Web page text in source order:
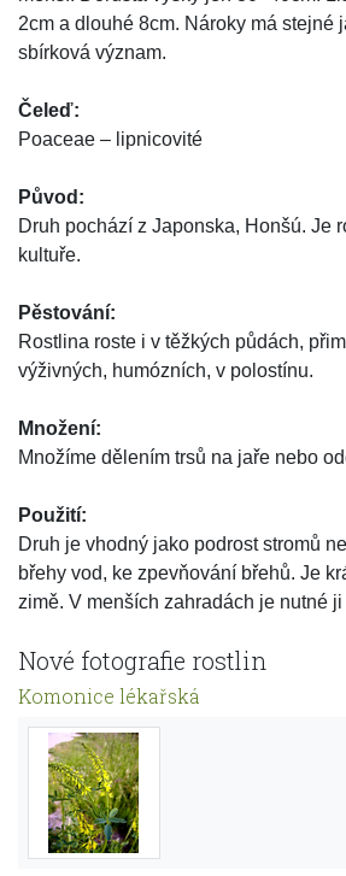
2cm a dlouhé 8cm. Nároky má stejné
sbírková význam.
Čeleď:
Poaceae – lipnicovité
Původ:
Druh pochází z Japonska, Honšú. Je
kultuře.
Pěstování:
Rostlina roste i v těžkých půdách,
výživných, humózních, v polostínu.
Množení:
Množíme dělením trsů na jaře nebo
Použití:
Druh je vhodný jako podrost stromů
břehy vod, ke zpevňování břehů. Je
zimě. V menších zahradách je nutné ji
Nové fotografie rostlin
Komonice lékařská